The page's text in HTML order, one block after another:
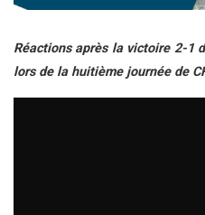
Réactions après la victoire 2-1
lors de la huitième journée de